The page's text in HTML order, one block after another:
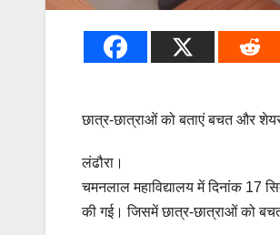
छात्र-छात्राओं को बताएं बचत और
लंढौरा।
चमनलाल महाविद्यालय में दिनांक 17
की गई। जिसमें छात्र-छात्राओं को